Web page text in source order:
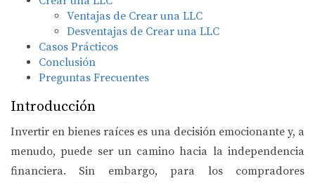
Ventajas de Crear una LLC
Desventajas de Crear una LLC
Casos Prácticos
Conclusión
Preguntas Frecuentes
Introducción
Invertir en bienes raíces es una decisión emocionante y, a
menudo, puede ser un camino hacia la independencia
financiera. Sin embargo, para los compradores